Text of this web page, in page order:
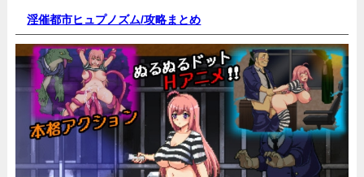
淫催都市ヒュプノズム/攻略まとめ